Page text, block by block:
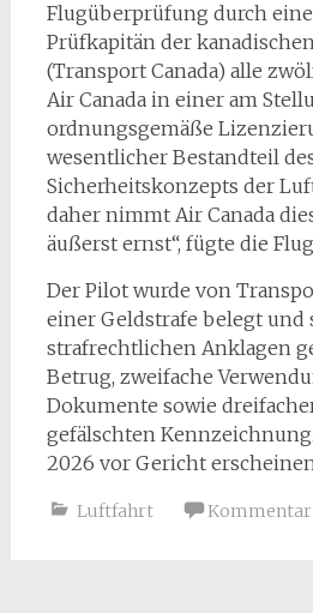
Flugüberprüfung durch
Prüfkapitän der
(Transport Canada) alle
Air Canada in einer am
ordnungsgemäße
wesentlicher Bestandteil
Sicherheitskonzepts der
daher nimmt Air Canada
äußerst ernst“, fügte die
Der Pilot wurde von
einer Geldstrafe belegt und
strafrechtlichen Anklagen
Betrug, zweifache
Dokumente sowie
gefälschten
2026 vor Gericht
Luftfahrt